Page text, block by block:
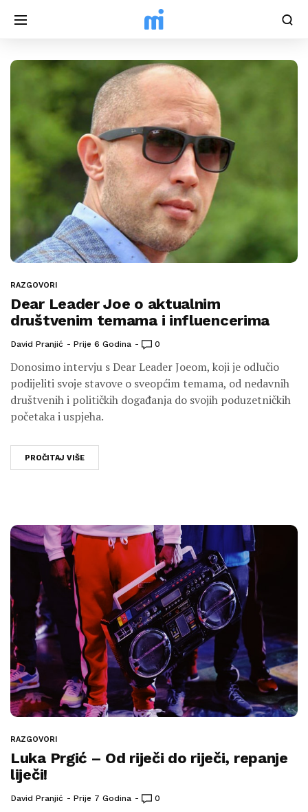
RAZGOVORI
Dear Leader Joe o aktualnim
društvenim temama i influencerima
David Pranjić Prije 6 Godina 0
Donosimo intervju s Dear Leader Joeom, koji je odlučio
podijeliti svoje stavove o sveopćim temama, od nedavnih
društvenih i političkih događanja do svojih poduzetničkih
početaka i uspjeha.
PROČITAJ VIŠE
RAZGOVORI
Luka Prgić – Od riječi do riječi, repanje
liječi!
David Pranjić Prije 7 Godina 0